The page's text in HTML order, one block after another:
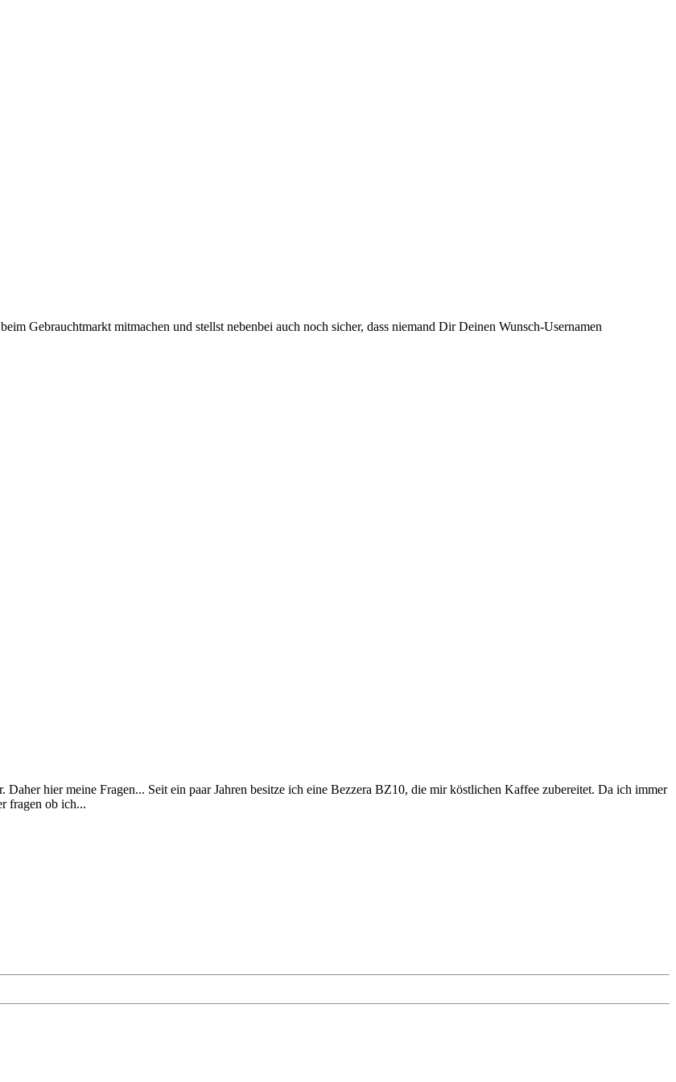
Gebrauchtmarkt mitmachen und stellst nebenbei auch noch sicher, dass niemand Dir Deinen Wunsch-Usernamen
hier meine Fragen... Seit ein paar Jahren besitze ich eine Bezzera BZ10, die mir köstlichen Kaffee zubereitet. Da ich immer
fragen ob ich...